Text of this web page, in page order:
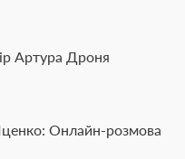
Артура Дроня
Онлайн-розмова